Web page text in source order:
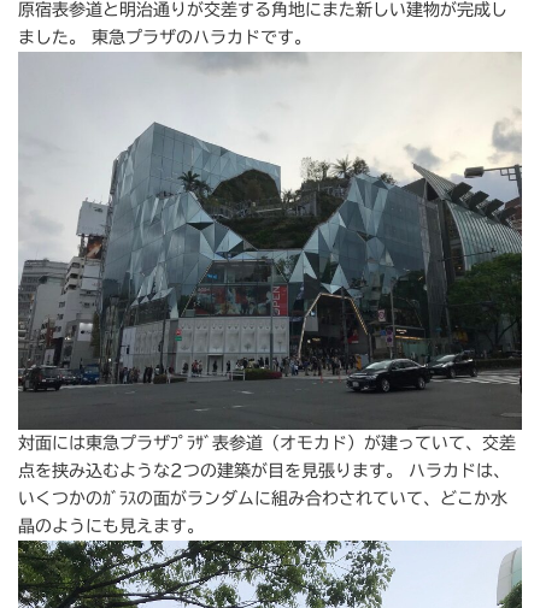
原宿表参道と明治通りが交差する角地にまた新しい建物が完成し
ました。 東急プラザのハラカドです。
対面には東急プラザﾌﾟﾗｻﾞ表参道（オモカド）が建っていて、交差
点を挟み込むような2つの建築が目を見張ります。 ハラカドは、
いくつかのｶﾞﾗｽの面がランダムに組み合わされていて、どこか水
晶のようにも見えます。